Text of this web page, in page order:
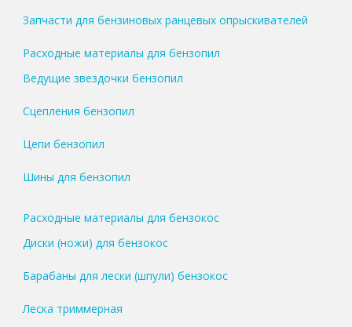
Запчасти для бензиновых ранцевых опрыскивателей
Расходные материалы для бензопил
Ведущие звездочки бензопил
Сцепления бензопил
Цепи бензопил
Шины для бензопил
Расходные материалы для бензокос
Диски (ножи) для бензокос
Барабаны для лески (шпули) бензокос
Леска триммерная